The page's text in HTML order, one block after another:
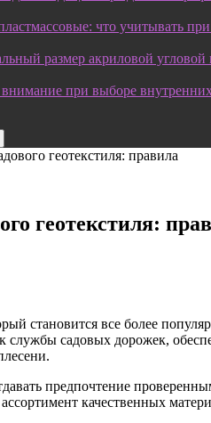
что учитывать
размер акриловой
при выборе
геотекстиля: правила
геотекстиля:
становится все более
службы садовых дорожек,
предпочтение
качественных